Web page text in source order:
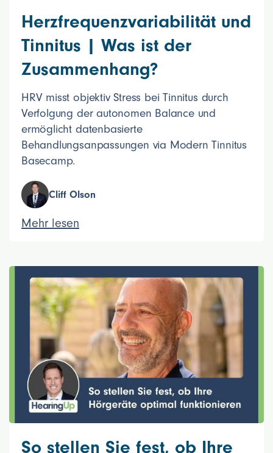
Herzfrequenzvariabilität und
Tinnitus | Was ist der
Zusammenhang?
HRV misst objektiv Stress bei Tinnitus durch
Verfolgung der autonomen Balance und
ermöglicht datenbasierte
Behandlungsanpassungen via Modern Tinnitus
Basecamp.
Cliff Olson
Mehr lesen
So stellen Sie fest, ob Ihre